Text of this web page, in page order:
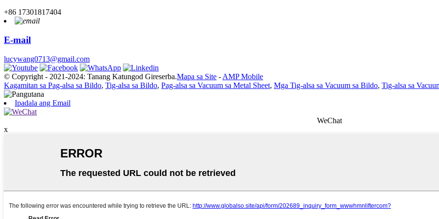
+86 17301817404
E-mail
lucywang0713@gmail.com
© Copyright - 2021-2024: Tanang Katungod Gireserba.Mapa sa Site - AMP Mobile
Kagamitan sa Pag-alsa sa Bildo, Tig-alsa sa Bildo, Pag-alsa sa Vacuum sa Metal Sheet, Mga Tig-alsa sa Vacuum sa Bildo, Tig-alsa sa
Ipadala ang Email
WeChat
x